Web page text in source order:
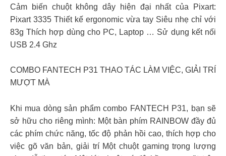
Cảm biến chuột không dây hiện đại nhất của Pixart:
Pixart 3335 Thiết kế ergonomic vừa tay Siêu nhẹ chỉ với
83g Thích hợp dùng cho PC, Laptop … Sử dụng kết nối
USB 2.4 Ghz
COMBO FANTECH P31 THAO TÁC LÀM VIỆC, GIẢI TRÍ
MƯỢT MÀ
Khi mua dòng sản phẩm combo FANTECH P31, bạn sẽ
sở hữu cho riêng mình: Một bàn phím RAINBOW đầy đủ
các phím chức năng, tốc độ phản hồi cao, thích hợp cho
việc gõ văn bản, giải trí Một chuột gaming trọng lượng